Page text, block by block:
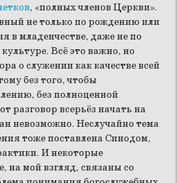
, «полных членов Церкви».
не только по рождению или
в младенчестве, даже не по
Всё это важно, но
о служении как качестве всей
без того, чтобы
без полноценной
разговор всерьёз начать на
невозможно. Неслучайно тема
тоже поставлена Синодом,
И некоторые
на мой взгляд, связаны со